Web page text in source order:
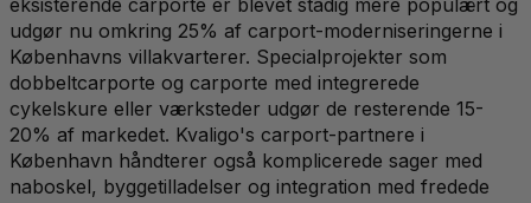
eksisterende carporte er blevet stadig mere populært og
udgør nu omkring 25% af carport-moderniseringerne i
Københavns villakvarterer. Specialprojekter som
dobbeltcarporte og carporte med integrerede
cykelskure eller værksteder udgør de resterende 15-
20% af markedet. Kvaligo's carport-partnere i
København håndterer også komplicerede sager med
naboskel, byggetilladelser og integration med fredede